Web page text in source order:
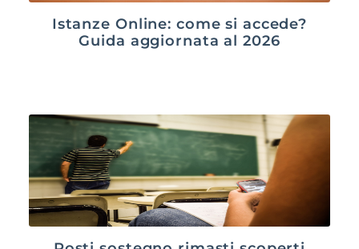
Istanze Online: come si accede?
Guida aggiornata al 2026